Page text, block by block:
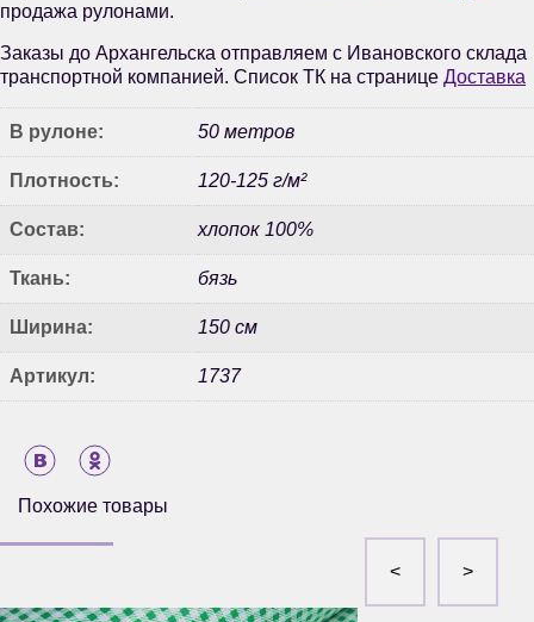
продажа рулонами.
Заказы до Архангельска отправляем с Ивановского склада
транспортной компанией. Список ТК на странице Доставка
В рулоне: 50 метров
Плотность: 120-125 г/м²
Состав: хлопок 100%
Ткань: бязь
Ширина: 150 см
Артикул: 1737
Похожие товары